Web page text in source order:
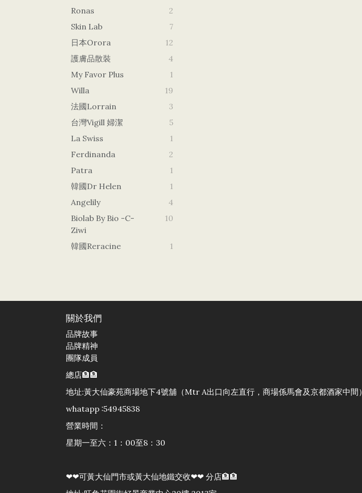
Ronas
2
Skin Lab
7
日本orora
12
護膚品散裝
4
My Favor Plus
1
Willa
19
法國Lorrain
3
台灣vigill 婦潔
5
La Swiss
1
Ferdinanda
2
Patra
1
韓國dr Helen
1
Angelily
4
Biolab By Bio -c-
Ziwi
10
韓國Reracine 1
關於我們
品牌故事
品牌精神
團隊成員
總店🏦🏦
地址:黃大仙豪苑商場地下4號舖（Mtr A出口向左直行，商場係馬會及京都酒家中間）
whatapp :54945838
營業時間：
星期一至六：1：00至8：30
❤❤可黃大仙門市或黃大仙地鐵交收❤❤ 分店🏦🏦